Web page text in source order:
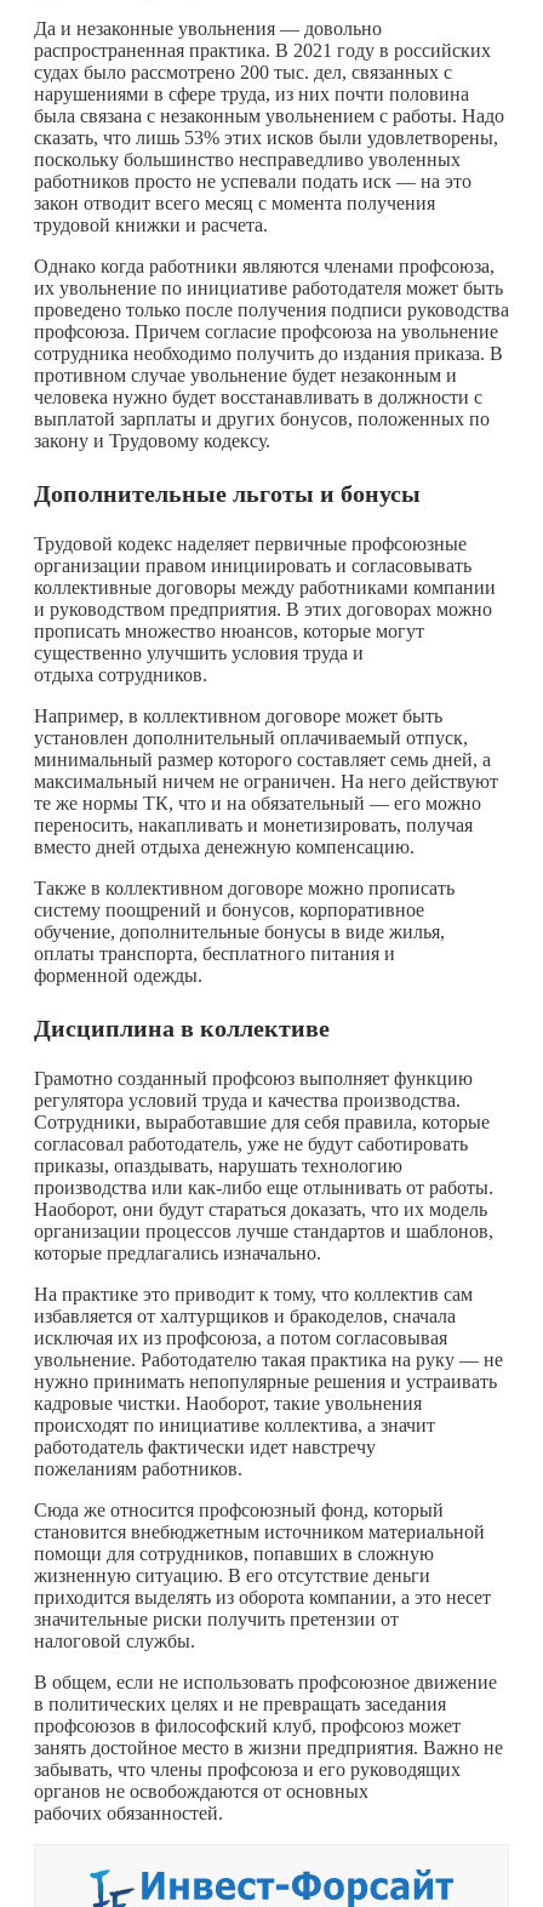
Да и незаконные увольнения — довольно
распространенная практика. В 2021 году в российских
судах было рассмотрено 200 тыс. дел, связанных с
нарушениями в сфере труда, из них почти половина
была связана с незаконным увольнением с работы. Надо
сказать, что лишь 53% этих исков были удовлетворены,
поскольку большинство несправедливо уволенных
работников просто не успевали подать иск — на это
закон отводит всего месяц с момента получения
трудовой книжки и расчета.
Однако когда работники являются членами профсоюза,
их увольнение по инициативе работодателя может быть
проведено только после получения подписи руководства
профсоюза. Причем согласие профсоюза на увольнение
сотрудника необходимо получить до издания приказа. В
противном случае увольнение будет незаконным и
человека нужно будет восстанавливать в должности с
выплатой зарплаты и других бонусов, положенных по
закону и Трудовому кодексу.
Дополнительные льготы и бонусы
Трудовой кодекс наделяет первичные профсоюзные
организации правом инициировать и согласовывать
коллективные договоры между работниками компании
и руководством предприятия. В этих договорах можно
прописать множество нюансов, которые могут
существенно улучшить условия труда и
отдыха сотрудников.
Например, в коллективном договоре может быть
установлен дополнительный оплачиваемый отпуск,
минимальный размер которого составляет семь дней, а
максимальный ничем не ограничен. На него действуют
те же нормы ТК, что и на обязательный — его можно
переносить, накапливать и монетизировать, получая
вместо дней отдыха денежную компенсацию.
Также в коллективном договоре можно прописать
систему поощрений и бонусов, корпоративное
обучение, дополнительные бонусы в виде жилья,
оплаты транспорта, бесплатного питания и
форменной одежды.
Дисциплина в коллективе
Грамотно созданный профсоюз выполняет функцию
регулятора условий труда и качества производства.
Сотрудники, выработавшие для себя правила, которые
согласовал работодатель, уже не будут саботировать
приказы, опаздывать, нарушать технологию
производства или как-либо еще отлынивать от работы.
Наоборот, они будут стараться доказать, что их модель
организации процессов лучше стандартов и шаблонов,
которые предлагались изначально.
На практике это приводит к тому, что коллектив сам
избавляется от халтурщиков и бракоделов, сначала
исключая их из профсоюза, а потом согласовывая
увольнение. Работодателю такая практика на руку — не
нужно принимать непопулярные решения и устраивать
кадровые чистки. Наоборот, такие увольнения
происходят по инициативе коллектива, а значит
работодатель фактически идет навстречу
пожеланиям работников.
Сюда же относится профсоюзный фонд, который
становится внебюджетным источником материальной
помощи для сотрудников, попавших в сложную
жизненную ситуацию. В его отсутствие деньги
приходится выделять из оборота компании, а это несет
значительные риски получить претензии от
налоговой службы.
В общем, если не использовать профсоюзное движение
в политических целях и не превращать заседания
профсоюзов в философский клуб, профсоюз может
занять достойное место в жизни предприятия. Важно не
забывать, что члены профсоюза и его руководящих
органов не освобождаются от основных
рабочих обязанностей.